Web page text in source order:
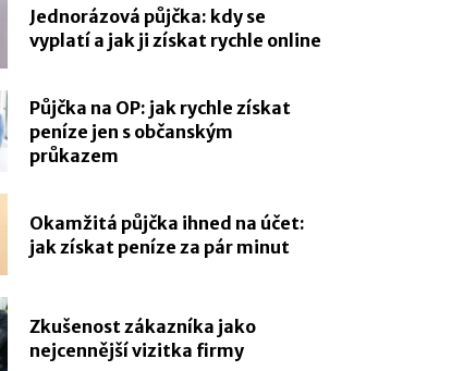
Jednorázová půjčka: kdy se
vyplatí a jak ji získat rychle online
Půjčka na OP: jak rychle získat
peníze jen s občanským
průkazem
Okamžitá půjčka ihned na účet:
jak získat peníze za pár minut
Zkušenost zákazníka jako
nejcennější vizitka firmy